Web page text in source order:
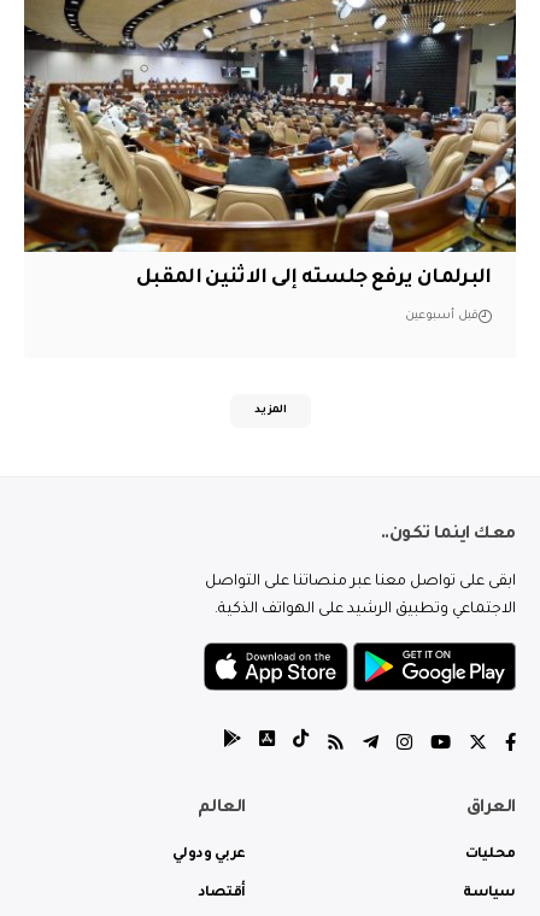
البرلمان يرفع جلسته إلى الاثنين المقبل
قبل أسبوعين
المزيد
معك اينما تكون..
ابقى على تواصل معنا عبر منصاتنا على التواصل
الاجتماعي وتطبيق الرشيد على الهواتف الذكية.
العراق
محليات
سياسة
العالم
عربي ودولي
أقتصاد